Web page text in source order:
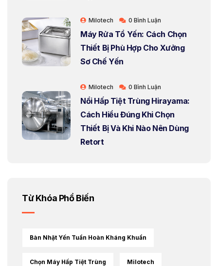
Milotech 0 Bình Luận
Máy Rửa Tổ Yến: Cách Chọn
Thiết Bị Phù Hợp Cho Xưởng
Sơ Chế Yến
Milotech 0 Bình Luận
Nồi Hấp Tiệt Trùng Hirayama:
Cách Hiểu Đúng Khi Chọn
Thiết Bị Và Khi Nào Nên Dùng
Retort
Từ Khóa Phổ Biến
Bàn Nhặt Yến Tuần Hoàn Kháng Khuẩn
Chọn Máy Hấp Tiệt Trùng Milotech